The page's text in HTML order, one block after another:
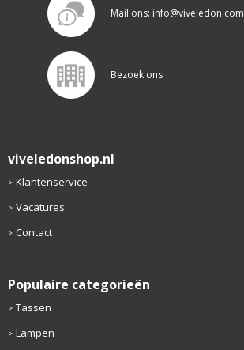
Mail ons: info@viveledon.com
Bezoek ons
viveledonshop.nl
Klantenservice
Vacatures
Contact
Populaire categorieën
Tassen
Lampen